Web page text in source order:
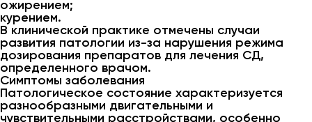
ожирением;
курением.
В клинической практике отмечены случаи
развития патологии из-за нарушения режима
дозирования препаратов для лечения СД,
определенного врачом.
Симптомы заболевания
Патологическое состояние характеризуется
разнообразными двигательными и
чувствительными расстройствами, особенно